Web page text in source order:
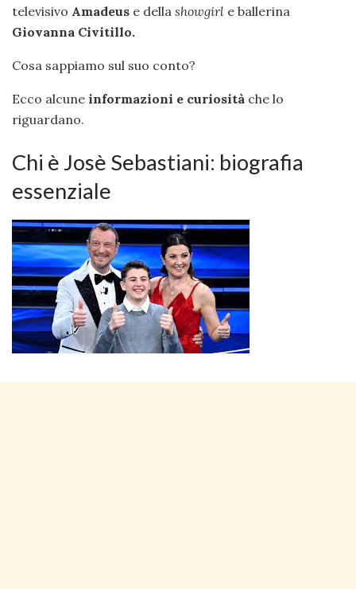
televisivo Amadeus e della showgirl e ballerina
Giovanna Civitillo.
Cosa sappiamo sul suo conto?
Ecco alcune informazioni e curiosità che lo
riguardano.
Chi è Josè Sebastiani: biografia
essenziale